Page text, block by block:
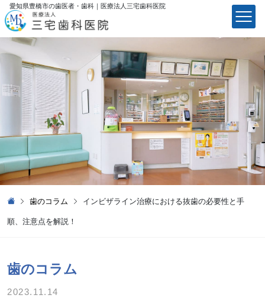
愛知県豊橋市の歯医者・歯科｜医療法⼈三宅⻭科医院
歯のコラム インビザライン治療における抜歯の必要性と手
順、注意点を解説！
歯のコラム
2023.11.14